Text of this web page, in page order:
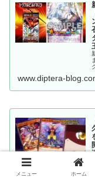
www.diptera-
メニュー ホーム